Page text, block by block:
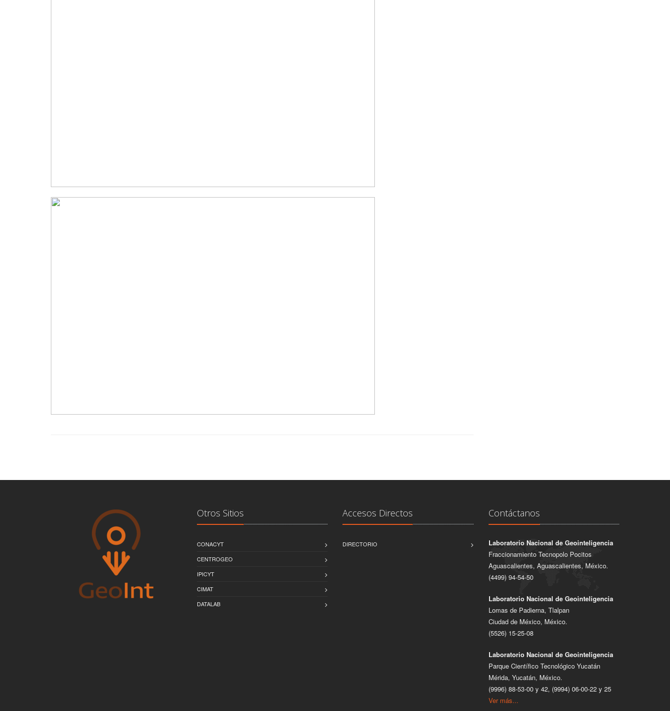
Otros Sitios
CONACYT
CENTROGEO
IPICYT
CIMAT
DATALAB
Accesos Directos
DIRECTORIO
Contáctanos
Laboratorio Nacional de Geointeligencia
Fraccionamiento Tecnopolo Pocitos
Aguascalientes, Aguascalientes, México.
(4499) 94-54-50
Laboratorio Nacional de Geointeligencia
Lomas de Padierna, Tlalpan
Ciudad de México, México.
(5526) 15-25-08
Laboratorio Nacional de Geointeligencia
Parque Científico Tecnológico Yucatán
Mérida, Yucatán, México.
(9996) 88-53-00 y 42, (9994) 06-00-22 y 25
Ver más...